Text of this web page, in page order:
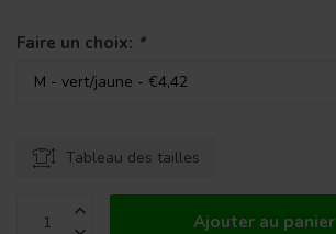
Faire un choix: *
Tableau des tailles
Ajouter au panier